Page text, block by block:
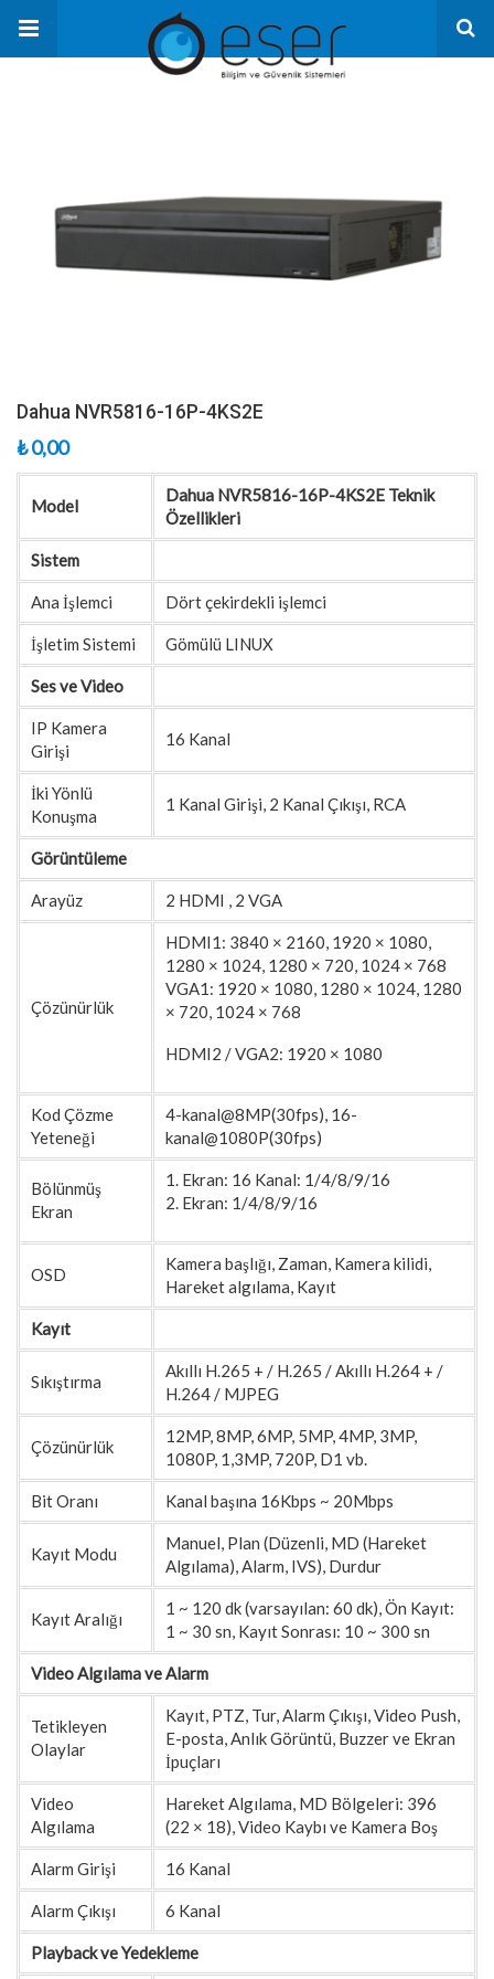
Dahua NVR5816-16P-4KS2E
₺0,00
Model
Dahua NVR5816-16P-4KS2E Teknik
Özellikleri
Sistem
Ana İşlemci Dört çekirdekli işlemci
İşletim Sistemi Gömülü LINUX
Ses ve Video
IP Kamera
Girişi
16 Kanal
İki Yönlü
Konuşma
1 Kanal Girişi, 2 Kanal Çıkışı, RCA
Görüntüleme
Arayüz 2 HDMI , 2 VGA
Çözünürlük
HDMI1: 3840 × 2160, 1920 × 1080,
1280 × 1024, 1280 × 720, 1024 × 768
VGA1: 1920 × 1080, 1280 × 1024, 1280
× 720, 1024 × 768
HDMI2 / VGA2: 1920 × 1080
Kod Çözme
Yeteneği
4-kanal@8MP(30fps), 16-
kanal@1080P(30fps)
Bölünmüş
Ekran
1. Ekran: 16 Kanal: 1/4/8/9/16
2. Ekran: 1/4/8/9/16
OSD
Kamera başlığı, Zaman, Kamera kilidi,
Hareket algılama, Kayıt
Kayıt
Sıkıştırma
Akıllı H.265 + / H.265 / Akıllı H.264 + /
H.264 / MJPEG
Çözünürlük
12MP, 8MP, 6MP, 5MP, 4MP, 3MP,
1080P, 1,3MP, 720P, D1 vb.
Bit Oranı Kanal başına 16Kbps ~ 20Mbps
Kayıt Modu
Manuel, Plan (Düzenli, MD (Hareket
Algılama), Alarm, IVS), Durdur
Kayıt Aralığı
1 ~ 120 dk (varsayılan: 60 dk), Ön Kayıt:
1 ~ 30 sn, Kayıt Sonrası: 10 ~ 300 sn
Video Algılama ve Alarm
Tetikleyen
Olaylar
Kayıt, PTZ, Tur, Alarm Çıkışı, Video Push,
E-posta, Anlık Görüntü, Buzzer ve Ekran
İpuçları
Video
Algılama
Hareket Algılama, MD Bölgeleri: 396
(22 × 18), Video Kaybı ve Kamera Boş
Alarm Girişi 16 Kanal
Alarm Çıkışı 6 Kanal
Playback ve Yedekleme